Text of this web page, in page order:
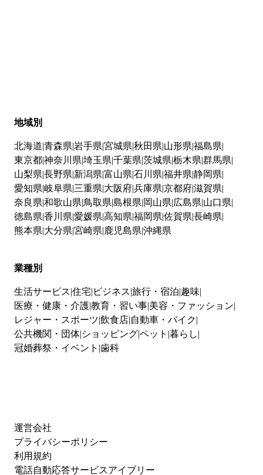
地域別
北海道 青森県 岩手県 宮城県 秋田県 山形県 福島県
東京都神奈川県 埼玉県 千葉県 茨城県 栃木県 群馬県
山梨県 長野県 新潟県 富山県 石川県 福井県 静岡県
愛知県 岐阜県 三重県 大阪府兵庫県 京都府滋賀県
奈良県 和歌山県 鳥取県 島根県 岡山県 広島県 山口県
徳島県 香川県 愛媛県 高知県 福岡県 佐賀県 長崎県
熊本県 大分県 宮崎県 鹿児島県 沖縄県
業種別
生活サービス 住宅 ビジネス 旅行・宿泊 趣味
医療・健康・介護教育・習い事 美容・ファッション
レジャー・スポーツ 飲食店 自動車・バイク
公共機関・団体 ショッピングペット 暮らし
冠婚葬祭・イベント 歯科
運営会社
プライバシーポリシー
利用規約
電話自動応答サービスアイブリー